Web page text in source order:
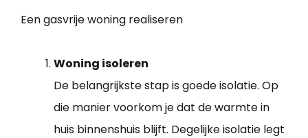
Een gasvrije woning realiseren
Woning isoleren
De belangrijkste stap is goede isolatie. Op
die manier voorkom je dat de warmte in
huis binnenshuis blijft. Degelijke isolatie legt